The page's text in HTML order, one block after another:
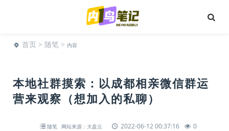
首页 > 随笔 > 内容
本地社群摸索：以成都相亲微信群运
营来观察（想加入的私聊）
随笔 网站来源：大盘云 2022-06-12 00:37:16 0